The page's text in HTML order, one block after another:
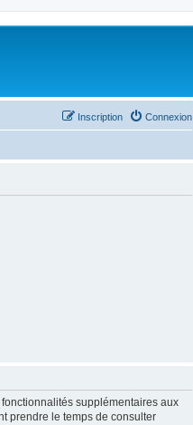
Connexion
Inscription
supplémentaires aux
prendre le temps de consulter